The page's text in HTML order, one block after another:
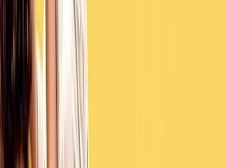
χρόνο, την ίδια ημέρα; Και τον επόμενο;
πλασμένοι ο ένας για τον άλλο;